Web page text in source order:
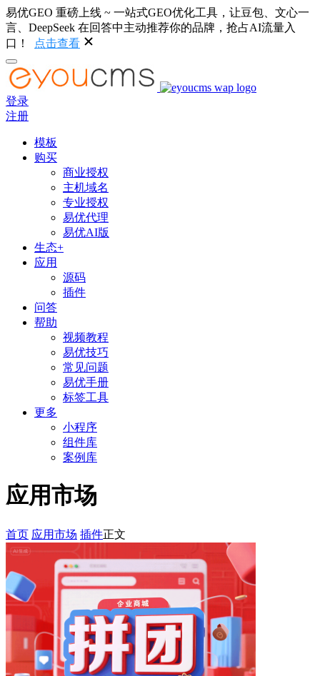
易优GEO 重磅上线 ~ 一站式GEO优化工具，让豆包、文心一
言、DeepSeek 在回答中主动推荐你的品牌，抢占AI流量入
口！
点击查看
登录
注册
模板
购买
商业授权
主机域名
专业授权
易优代理
易优AI版
生态+
应用
源码
插件
问答
帮助
视频教程
易优技巧
常见问题
易优手册
标签工具
更多
小程序
组件库
案例库
应用市场
首页 应用市场 插件正文